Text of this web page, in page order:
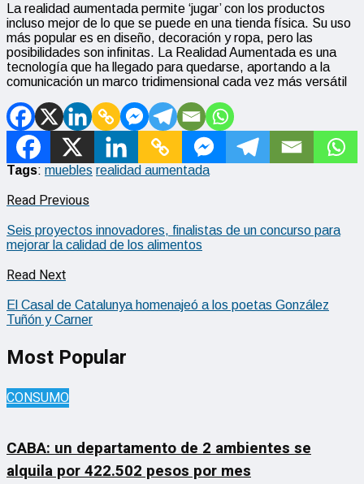
La realidad aumentada permite ‘jugar’ con los productos
incluso mejor de lo que se puede en una tienda física. Su uso
más popular es en diseño, decoración y ropa, pero las
posibilidades son infinitas.
La Realidad Aumentada es una
tecnología que ha llegado para quedarse, aportando a la
comunicación un marco tridimensional cada vez más versátil
Tags: muebles realidad aumentada
Read Previous
Seis proyectos innovadores, finalistas de un concurso para
mejorar la calidad de los alimentos
Read Next
El Casal de Catalunya homenajeó a los poetas González
Tuñón y Carner
Most Popular
CONSUMO
CABA: un departamento de 2 ambientes se
alquila por 422.502 pesos por mes